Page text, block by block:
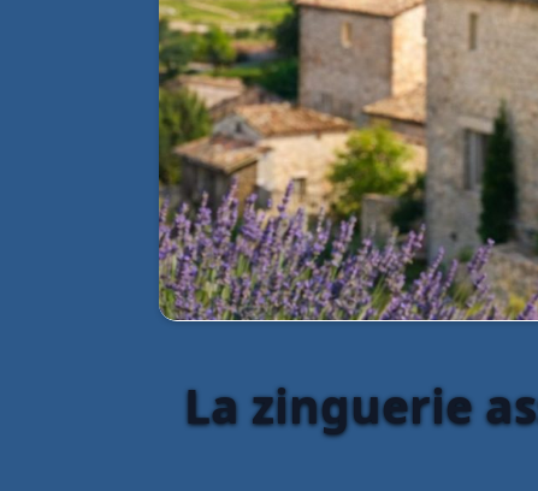
La zinguerie